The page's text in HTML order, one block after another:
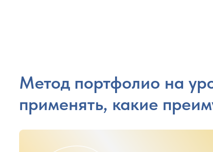
Метод портфолио на
применять, какие